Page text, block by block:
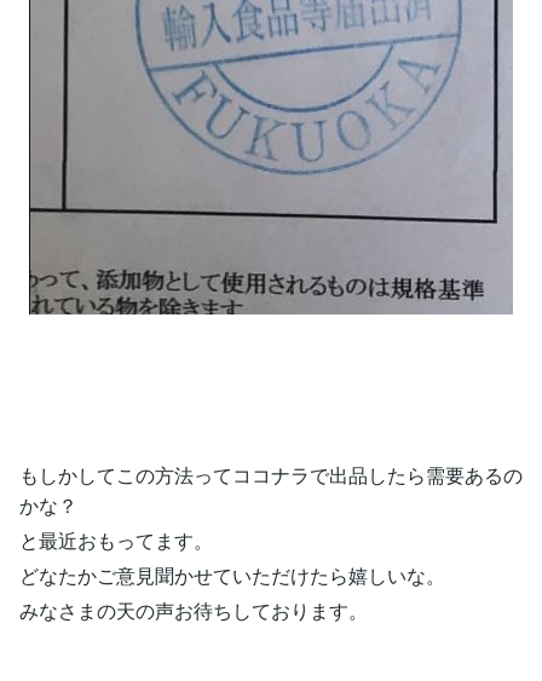
もしかしてこの方法ってココナラで出品したら需要あるの
かな？
と最近おもってます。
どなたかご意見聞かせていただけたら嬉しいな。
みなさまの天の声お待ちしております。